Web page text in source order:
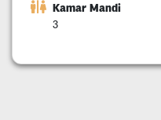
Kamar Mandi
3